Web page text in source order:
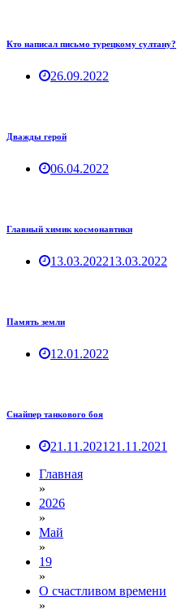
Кто написал письмо турецкому султану?
26.09.2022
Дважды герой
06.04.2022
Главный химик космонавтики
13.03.202213.03.2022
Память земли
12.01.2022
Снайпер танкового боя
21.11.2021 21.11.2021
Главная
»
2026
»
Май
»
19
»
О счастливом времени
»